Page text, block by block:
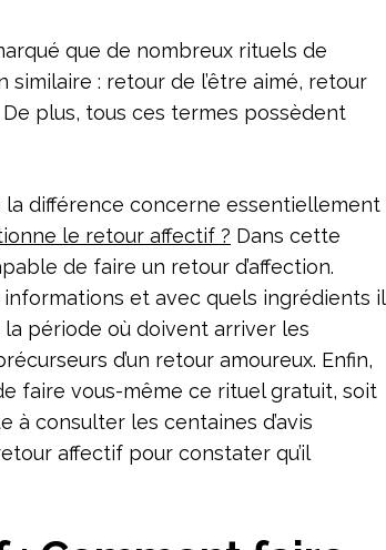
que de nombreux rituels de
: retour de l’être aimé, retour
plus, tous ces termes possèdent
la différence concerne essentiellement
le retour affectif ? Dans cette
de faire un retour d’affection.
et avec quels ingrédients il
période où doivent arriver les
d’un retour amoureux. Enfin,
faire vous-même ce rituel gratuit, soit
à consulter les centaines d’avis
affectif pour constater qu’il